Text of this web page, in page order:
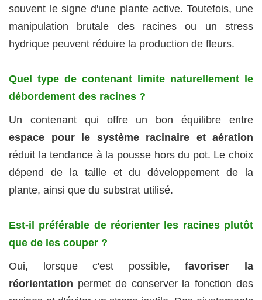
souvent le signe d'une plante active. Toutefois, une
manipulation brutale des racines ou un stress
hydrique peuvent réduire la production de fleurs.
Quel type de contenant limite naturellement le
débordement des racines ?
Un contenant qui offre un bon équilibre entre
espace pour le système racinaire et aération
réduit la tendance à la pousse hors du pot. Le choix
dépend de la taille et du développement de la
plante, ainsi que du substrat utilisé.
Est‑il préférable de réorienter les racines plutôt
que de les couper ?
Oui, lorsque c'est possible,favoriser la
réorientation permet de conserver la fonction des